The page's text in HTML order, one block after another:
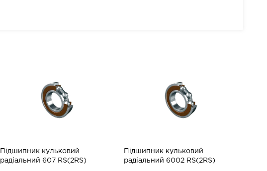
Підшипник кульковий
радіальний 607 RS(2RS)
Підшипник кульковий
радіальний 6002 RS(2RS)